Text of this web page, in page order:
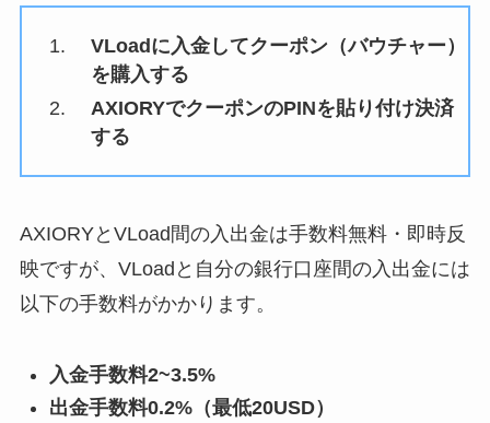
VLoadに入金してクーポン（バウチャー）
を購入する
AXIORYでクーポンのPINを貼り付け決済
する
AXIORYとVLoad間の入出金は手数料無料・即時反
映ですが、VLoadと自分の銀行口座間の入出金には
以下の手数料がかかります。
入金手数料2~3.5%
出金手数料0.2%（最低20USD）